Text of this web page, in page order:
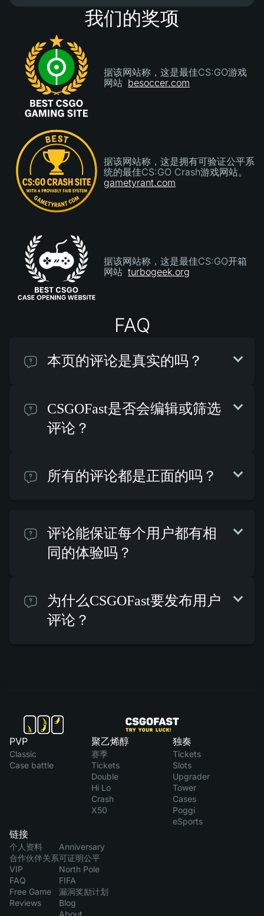
我们的奖项
据该网站称，这是最佳CS:GO游戏
网站 besoccer.com
据该网站称，这是拥有可验证公平系
统的最佳CS:GO Crash游戏网站。
gametyrant.com
据该网站称，这是最佳CS:GO开箱
网站 turbogeek.org
FAQ
本页的评论是真实的吗？
CSGOFast是否会编辑或筛选
评论？
所有的评论都是正面的吗？
评论能保证每个用户都有相
同的体验吗？
为什么CSGOFast要发布用户
评论？
PVP
Classic
Case battle
聚乙烯醇
赛季
Tickets
Double
Hi Lo
Crash
X50
独奏
Tickets
Slots
Upgrader
Tower
Cases
Poggi
eSports
链接
个人资料
合作伙伴关系
VIP
FAQ
Free Game
Reviews
Anniversary
可证明公平
North Pole
FIFA
漏洞奖励计划
Blog
About